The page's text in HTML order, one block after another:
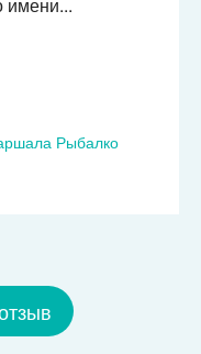
Рыбалко
имени...